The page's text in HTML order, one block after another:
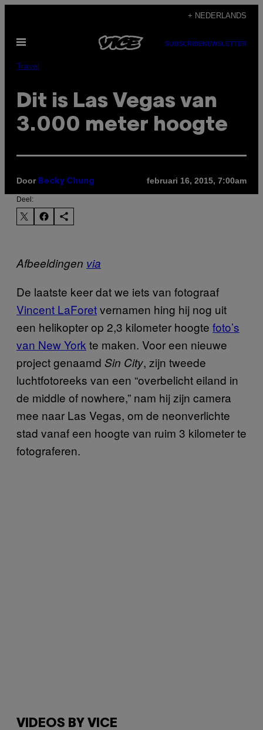
de
inhoud
+ NEDERLANDS
Open
SUBSCRIBENEWSLETTER
Travel
Dit is Las Vegas van
3.000 meter hoogte
Door Becky Chung februari 16, 2015, 7:00am
Deel:
Afbeeldingen via
De laatste keer dat we iets van fotograaf
Vincent LaForetvernamen hing hij nog uit
een helikopter op 2,3 kilometer hoogte foto’s
van New York te maken. Voor een nieuwe
project genaamd Sin City, zijn tweede
luchtfotoreeks van een “overbelicht eiland in
de middle of nowhere,” nam hij zijn camera
mee naar Las Vegas, om de neonverlichte
stad vanaf een hoogte van ruim 3 kilometer te
fotograferen.
VIDEOS BY VICE